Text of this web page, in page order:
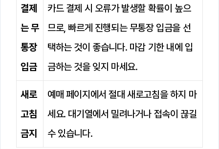
결제
는 무
통장
입금
카드 결제 시 오류가 발생할 확률이 높으
므로, 빠르게 진행되는 무통장 입금을 선
택하는 것이 좋습니다. 마감 기한 내에 입
금하는 것을 잊지 마세요.
새로
고침
금지
예매 페이지에서 절대 새로고침을 하지 마
세요. 대기열에서 밀려나거나 접속이 끊길
수 있습니다.